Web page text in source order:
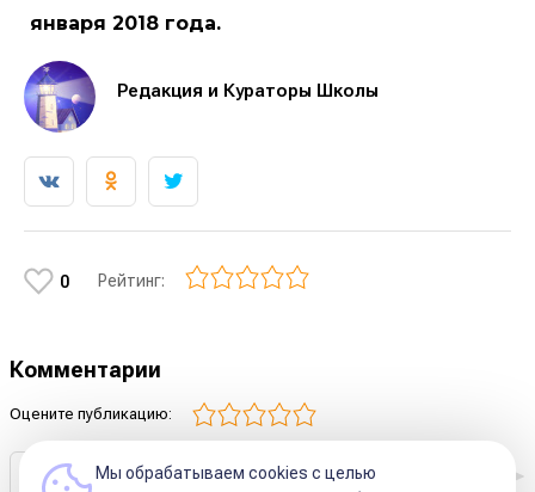
января 2018 года.
Редакция и Кураторы Школы
0 Рейтинг:
Комментарии
Оцените публикацию:
Мы обрабатываем cookies с целью